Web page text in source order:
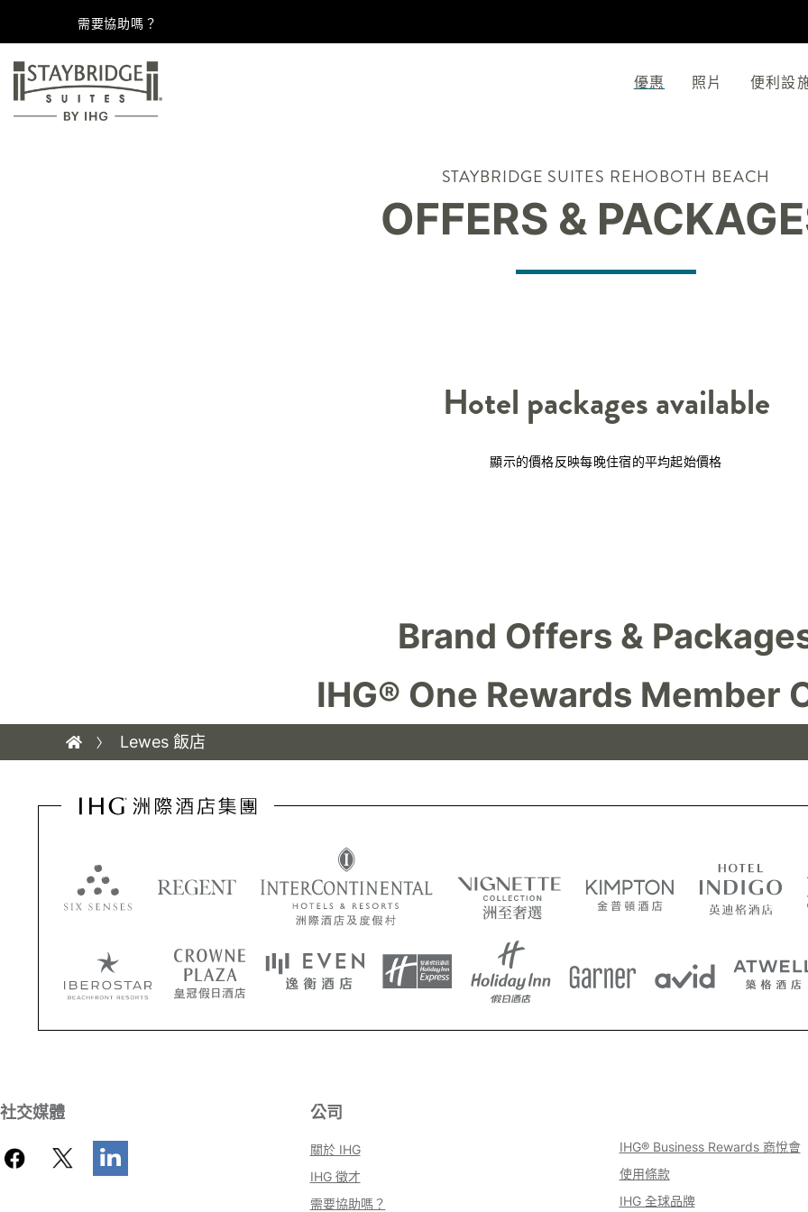
需要協助嗎？
優惠 照片 便利設
STAYBRIDGE SUITES REHOBOTH BEACH
OFFERS &
Hotel packages available
顯示的價格反映每晚住宿的平均起始價格
Brand Offers &
IHG® One Rewards Member
Lewes 飯店
社交媒體 公司
關於 IHG
IHG 徵才
需要協助嗎？
IHG® Business Rewards 商悅會
使用條款
IHG 全球品牌